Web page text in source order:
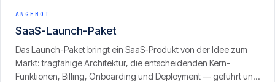
ANGEBOT
SaaS-Launch-Paket
Das Launch-Paket bringt ein SaaS-Produkt von der Idee zum
Markt: tragfähige Architektur, die entscheidenden Kern-
Funktionen, Billing, Onboarding und Deployment — geführt und